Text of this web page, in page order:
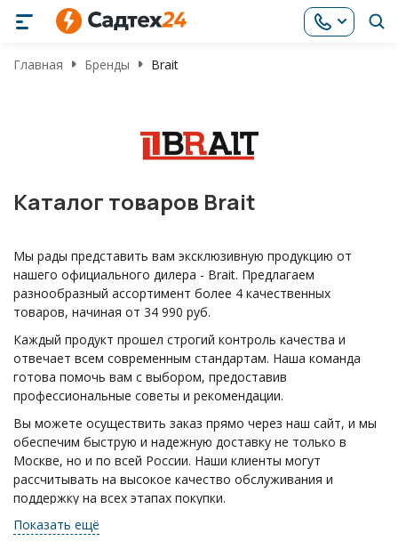
Главная Бренды Brait
Каталог товаров Brait
Мы рады представить вам эксклюзивную продукцию от
нашего официального дилера - Brait. Предлагаем
разнообразный ассортимент более 4 качественных
товаров, начиная от 34 990 руб.
Каждый продукт прошел строгий контроль качества и
отвечает всем современным стандартам. Наша команда
готова помочь вам с выбором, предоставив
профессиональные советы и рекомендации.
Вы можете осуществить заказ прямо через наш сайт, и мы
обеспечим быструю и надежную доставку не только в
Москве, но и по всей России. Наши клиенты могут
рассчитывать на высокое качество обслуживания и
поддержку на всех этапах покупки.
Если у вас возникли вопросы, не стесняйтесь звонить по
Показать ещё